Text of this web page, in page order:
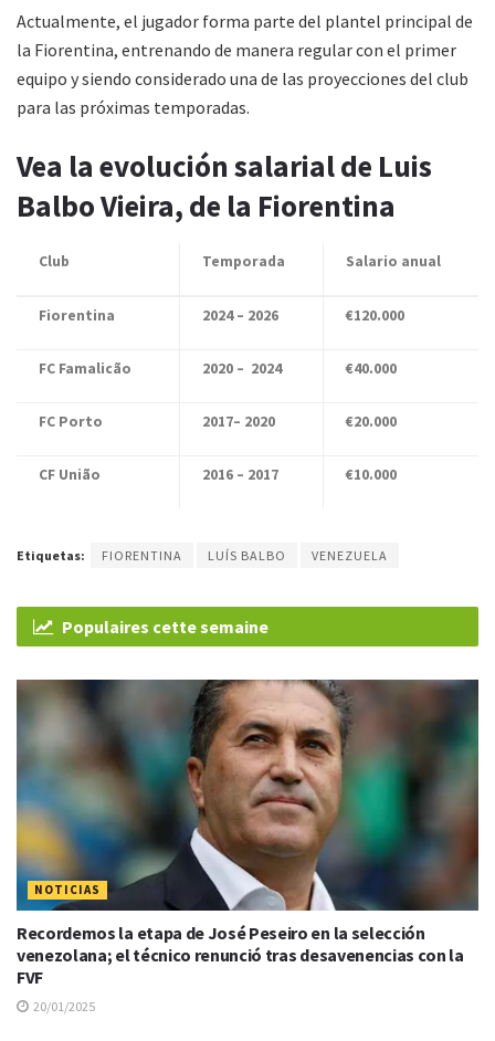
Actualmente, el jugador forma parte del plantel principal de
la Fiorentina, entrenando de manera regular con el primer
equipo y siendo considerado una de las proyecciones del club
para las próximas temporadas.
Vea la evolución salarial de Luis
Balbo Vieira, de la Fiorentina
Club Temporada Salario anual
Fiorentina 2024 – 2026 €120.000
FC Famalicão 2020 – 2024 €40.000
FC Porto 2017– 2020 €20.000
CF União 2016 – 2017 €10.000
Etiquetas: FIORENTINA LUÍS BALBO VENEZUELA
Populaires cette semaine
NOTICIAS
Recordemos la etapa de José Peseiro en la selección
venezolana; el técnico renunció tras desavenencias con la
FVF
20/01/2025